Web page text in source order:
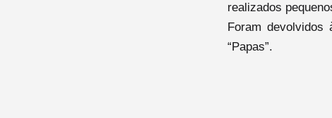
realizados
Foram devolvidos
“Papas”.